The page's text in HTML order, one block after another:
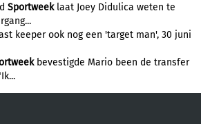
Sportweeklaat Joey Didulica weten te
keeper ook nog een 'target man', 30 juni
bevestigde Mario been de transfer